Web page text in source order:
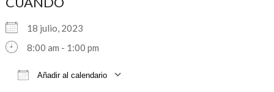
18 julio, 2023
8:00 am - 1:00 pm
Añadir al calendario